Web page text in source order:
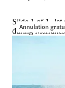
Annulation
Slide 1 of 1, Jet
during